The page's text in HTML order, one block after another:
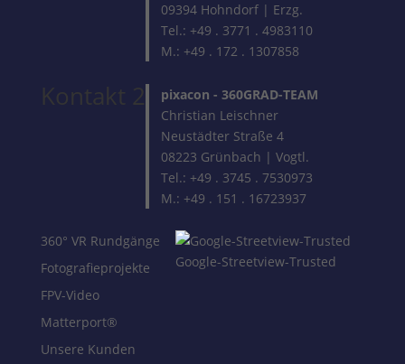
09394 Hohndorf | Erzg.
Tel.: +49 . 3771 . 4983110
M.: +49 . 172 . 1307858
Kontakt 2 pixacon - 360GRAD-TEAM
Christian Leischner
Neustädter Straße 4
08223 Grünbach | Vogtl.
Tel.: +49 . 3745 . 7530973
M.: +49 . 151 . 16723937
360° VR Rundgänge
Fotografieprojekte
FPV-Video
Matterport®
Unsere Kunden
Google-Streetview-Trusted